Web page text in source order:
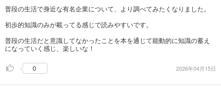
普段の生活で身近な有名企業について、より調べてみたくなりました。
初歩的知識のみが載ってる感じで読みやすいです。
普段の生活だと意識してなかったことを本を通じて能動的に知識の蓄え
になっていく感じ、楽しいな！
0 2026年04月15日